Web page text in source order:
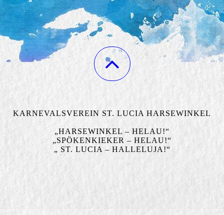
KARNEVALSVEREIN ST. LUCIA HARSEWINKEL
„HARSEWINKEL – HELAU!“
„SPÖKENKIEKER – HELAU!“
„ ST. LUCIA – HALLELUJA!“